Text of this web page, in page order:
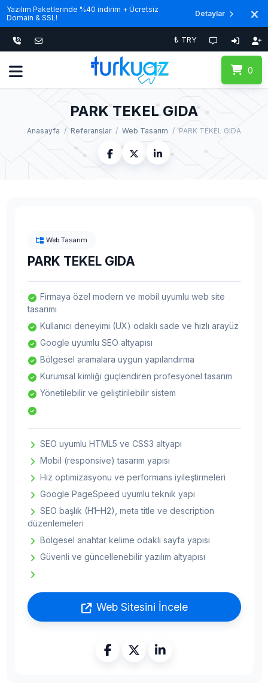
Yazılım Paketlerinde %40 indirim + Ücretsiz
Domain & SSL!
Detaylar
₺ TRY
0
PARK TEKEL GIDA
Anasayfa Referanslar Web Tasarım PARK TEKEL GIDA
Web Tasarım
PARK TEKEL GIDA
Firmaya özel modern ve mobil uyumlu web site
tasarımı
Kullanıcı deneyimi (UX) odaklı sade ve hızlı arayüz
Google uyumlu SEO altyapısı
Bölgesel aramalara uygun yapılandırma
Kurumsal kimliği güçlendiren profesyonel tasarım
Yönetilebilir ve geliştirilebilir sistem
SEO uyumlu HTML5 ve CSS3 altyapı
Mobil (responsive) tasarım yapısı
Hız optimizasyonu ve performans iyileştirmeleri
Google PageSpeed uyumlu teknik yapı
SEO başlık (H1–H2), meta title ve description
düzenlemeleri
Bölgesel anahtar kelime odaklı sayfa yapısı
Güvenli ve güncellenebilir yazılım altyapısı
Web Sitesini İncele